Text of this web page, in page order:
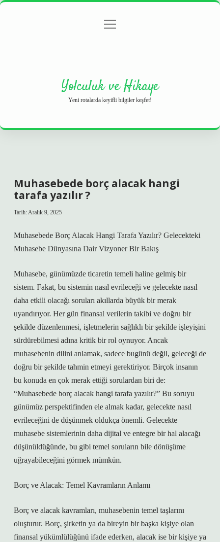
Gizlilik Politikası
menüyü
Yolculuk ve Hikaye
Yeni rotalarda keyifli bilgiler keşfet!
Muhasebede borç alacak hangi
tarafa yazılır ?
Tarih: Aralık 9, 2025
Muhasebede Borç Alacak Hangi Tarafa Yazılır? Gelecekteki
Muhasebe Dünyasına Dair Vizyoner Bir Bakış
Muhasebe, günümüzde ticaretin temeli haline gelmiş bir
sistem. Fakat, bu sistemin nasıl evrileceği ve gelecekte nasıl
daha etkili olacağı soruları akıllarda büyük bir merak
uyandırıyor. Her gün finansal verilerin takibi ve doğru bir
şekilde düzenlenmesi, işletmelerin sağlıklı bir şekilde işleyişini
sürdürebilmesi adına kritik bir rol oynuyor. Ancak
muhasebenin dilini anlamak, sadece bugünü değil, geleceği de
doğru bir şekilde tahmin etmeyi gerektiriyor. Birçok insanın
bu konuda en çok merak ettiği sorulardan biri de:
“Muhasebede borç alacak hangi tarafa yazılır?” Bu soruyu
günümüz perspektifinden ele almak kadar, gelecekte nasıl
evrileceğini de düşünmek oldukça önemli. Gelecekte
muhasebe sistemlerinin daha dijital ve entegre bir hal alacağı
düşünüldüğünde, bu gibi temel soruların bile dönüşüme
uğrayabileceğini görmek mümkün.
Borç ve Alacak: Temel Kavramların Anlamı
Borç ve alacak kavramları, muhasebenin temel taşlarını
oluşturur. Borç, şirketin ya da bireyin bir başka kişiye olan
finansal yükümlülüğünü ifade ederken, alacak ise bir kişiye ya